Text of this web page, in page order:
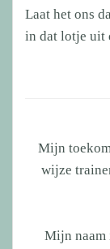
Laat het ons
in dat lotje uit
Mijn
wijze
Mijn naam